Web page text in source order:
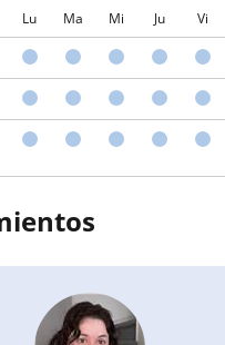
Lu Ma Mi Ju Vi